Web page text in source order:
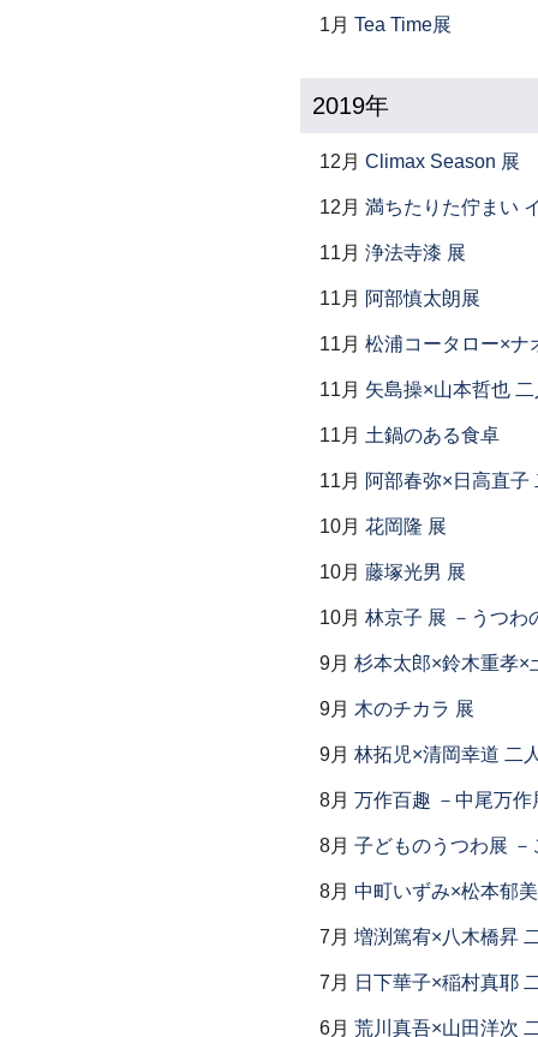
1月 Tea Time展
2019年
12月 Climax Season 展
12月 満ちたりた佇まい
11月 浄法寺漆 展
11月 阿部慎太朗展
11月 松浦コータロー×ナ
11月 矢島操×山本哲也
11月 土鍋のある食卓
11月 阿部春弥×日高直子
10月 花岡隆 展
10月 藤塚光男 展
10月 林京子 展 －うつわ
9月 杉本太郎×鈴木重孝×
9月 木のチカラ 展
9月 林拓児×清岡幸道 二
8月 万作百趣 －中尾万作
8月 子どものうつわ展
8月 中町いずみ×松本郁
7月 増渕篤宥×八木橋昇
7月 日下華子×稲村真耶
6月 荒川真吾×山田洋次